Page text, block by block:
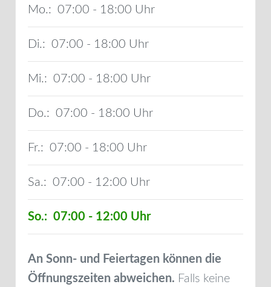
Mo.: 07:00 - 18:00
Di.: 07:00 - 18:00
Mi.: 07:00 - 18:00
Do.: 07:00 - 18:00
Fr.: 07:00 - 18:00
Sa.: 07:00 - 12:00
So.: 07:00 - 12:00
An Sonn- und Feiertagen können die
Öffnungszeiten abweichen. Falls keine